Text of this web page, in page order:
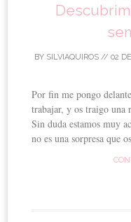
BY SILVIAQUIROS// 02
Por fin me pongo
trabajar, y os traigo una
Sin duda estamos muy
no es una sorpresa que